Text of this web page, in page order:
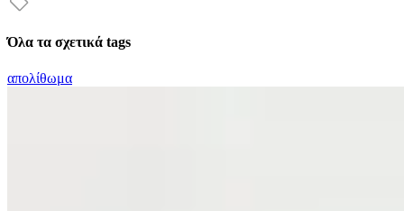
Όλα τα σχετικά tags
απολίθωμα